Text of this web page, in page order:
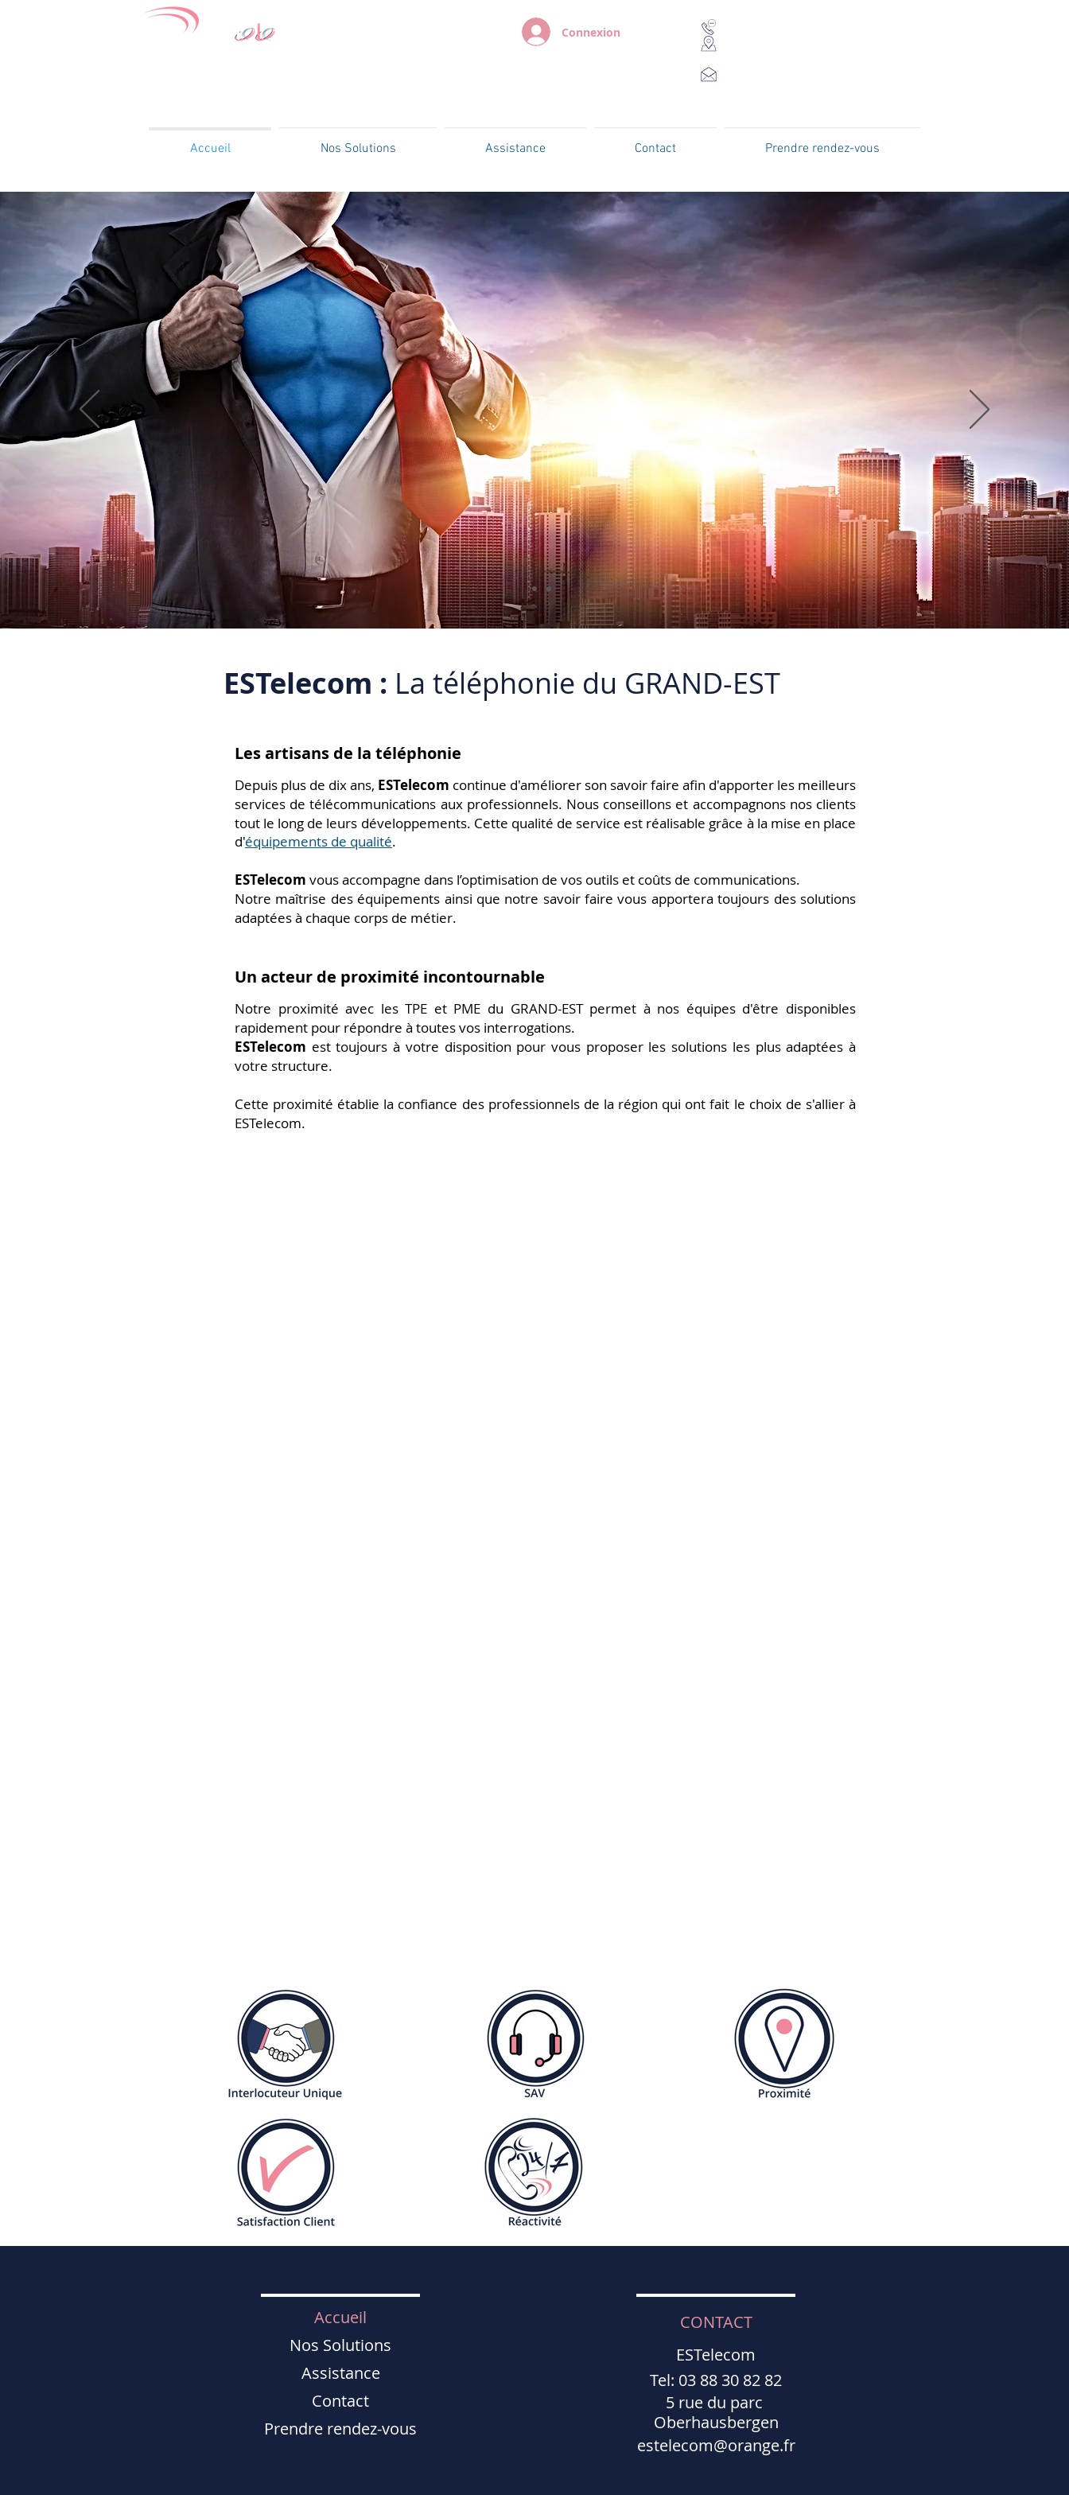
Connexion
Accueil Nos Solutions Assistance Contact Prendre rendez-vous
ESTelecom : La téléphonie du GRAND-EST
Les artisans de la téléphonie
Depuis plus de dix ans, ESTelecom continue d'améliorer son savoir faire afin d'apporter les meilleurs
services de télécommunications aux professionnels. Nous conseillons et accompagnons nos clients
tout le long de leurs développements. Cette qualité de service est réalisable grâce à la mise en place
d'équipements de qualité.
ESTelecom vous accompagne dans l’optimisation de vos outils et coûts de communications.
Notre maîtrise des équipements ainsi que notre savoir faire vous apportera toujours des solutions
adaptées à chaque corps de métier.
Un acteur de proximité incontournable
Notre proximité avec les TPE et PME du GRAND-EST permet à nos équipes d'être disponibles
rapidement pour répondre à toutes vos interrogations.
ESTelecom est toujours à votre disposition pour vous proposer les solutions les plus adaptées à
votre structure.
Cette proximité établie la confiance des professionnels de la région qui ont fait le choix de s'allier à
ESTelecom.
Accueil
Nos Solutions
Assistance
Contact
Prendre rendez-vous
CONTACT
ESTelecom
Tel: 03 88 30 82 82
5 rue du parc
Oberhausbergen
estelecom@orange.fr